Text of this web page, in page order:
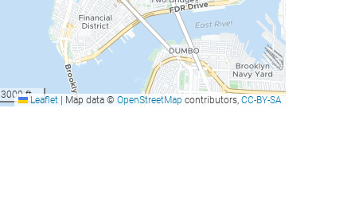
3000 ftLeaflet Map data © OpenStreetMap contributors, CC-BY-SA